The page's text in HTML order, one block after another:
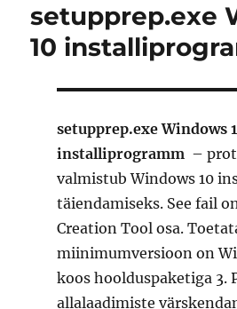
setupprep.exe
10
setupprep.exe Windows
installiprogramm –
valmistub Windows 10
täiendamiseks. See fail
Creation Tool osa.
miinimumversioon on
koos hoolduspaketiga 3.
allalaadimiste